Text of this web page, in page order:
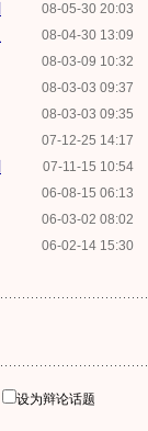
08-05-30 20:03
08-04-30 13:09
08-03-09 10:32
08-03-03 09:37
08-03-03 09:35
07-12-25 14:17
07-11-15 10:54
06-08-15 06:13
06-03-02 08:02
06-02-14 15:30
设为辩论话题